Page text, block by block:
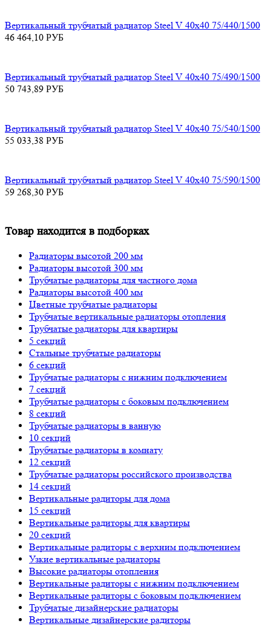
Вертикальный трубчатый радиатор Steel V 40х40 75/440/1500
46 464,10 РУБ
Вертикальный трубчатый радиатор Steel V 40х40 75/490/1500
50 743,89 РУБ
Вертикальный трубчатый радиатор Steel V 40х40 75/540/1500
55 033,38 РУБ
Вертикальный трубчатый радиатор Steel V 40х40 75/590/1500
59 268,30 РУБ
Товар находится в подборках
Радиаторы высотой 200 мм
Радиаторы высотой 300 мм
Трубчатые радиаторы для частного дома
Радиаторы высотой 400 мм
Цветные трубчатые радиаторы
Трубчатые вертикальные радиаторы отопления
Трубчатые радиаторы для квартиры
5 секций
Стальные трубчатые радиаторы
6 секций
Трубчатые радиаторы с нижним подключением
7 секций
Трубчатые радиаторы с боковым подключением
8 секций
Трубчатые радиаторы в ванную
10 секций
Трубчатые радиаторы в комнату
12 секций
Трубчатые радиаторы российского производства
14 секций
Вертикальные радиторы для дома
15 секций
Вертикальные радиторы для квартиры
20 секций
Вертикальные радиторы с верхним подключением
Узкие вертикальные радиаторы
Высокие радиаторы отопления
Вертикальные радиторы с нижним подключением
Вертикальные радиторы с боковым подключением
Трубчатые дизайнерские радиаторы
Вертикальные дизайнерские радиторы